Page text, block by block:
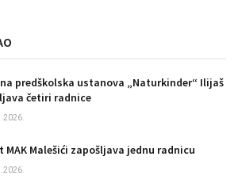
predškolska ustanova „Naturkinder“ Ilijaš
četiri radnice
MAK Malešići zapošljava jednu radnicu